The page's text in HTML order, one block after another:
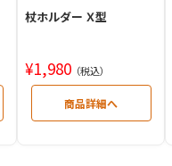
杖ホルダー Ｘ型
¥1,980 （税込）